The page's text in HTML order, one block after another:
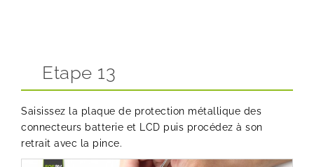
Etape 13
Saisissez la plaque de protection métallique des
connecteurs batterie et LCD puis procédez à son
retrait avec la pince.